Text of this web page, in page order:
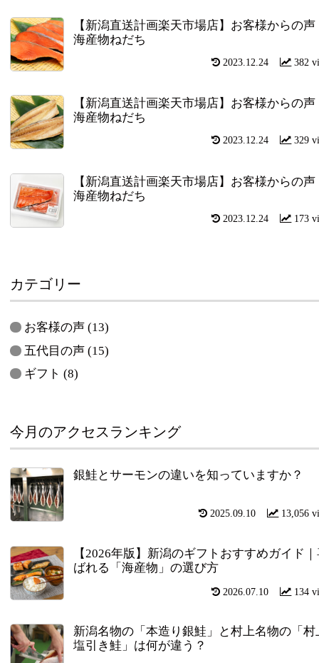
【新潟直送計画楽天市場店】お客様からの声
海産物ねだち
382
2023.12.24
【新潟直送計画楽天市場店】お客様からの声
海産物ねだち
329
2023.12.24
【新潟直送計画楽天市場店】お客様からの声
海産物ねだち
173
2023.12.24
カテゴリー
お客様の声 (13)
五代目の声 (15)
ギフト (8)
今月のアクセスランキング
銀鮭とサーモンの違いを知っていますか？
13,056
2025.09.10
【2026年版】新潟のギフトおすすめガイド
ばれる「海産物」の選び方
134
2026.07.10
新潟名物の「本造り銀鮭」と村上名物の「村
塩引き鮭」は何が違う？